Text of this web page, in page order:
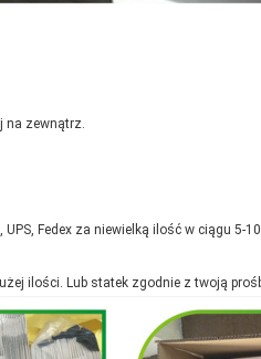
na zewnątrz.
UPS, Fedex za niewielką ilość w ciągu 5-
ilości. Lub statek zgodnie z twoją